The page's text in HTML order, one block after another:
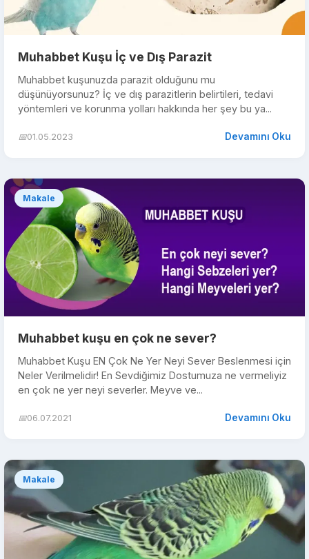
Muhabbet Kuşu İç ve Dış Parazit
Muhabbet kuşunuzda parazit olduğunu mu
düşünüyorsunuz? İç ve dış parazitlerin belirtileri, tedavi
yöntemleri ve korunma yolları hakkında her şey bu ya...
📅01.05.2023 Devamını Oku
Makale
Muhabbet kuşu en çok ne sever?
Muhabbet Kuşu EN Çok Ne Yer Neyi Sever Beslenmesi için
Neler Verilmelidir! En Sevdiğimiz Dostumuza ne vermeliyiz
en çok ne yer neyi severler. Meyve ve...
📅06.07.2021 Devamını Oku
Makale